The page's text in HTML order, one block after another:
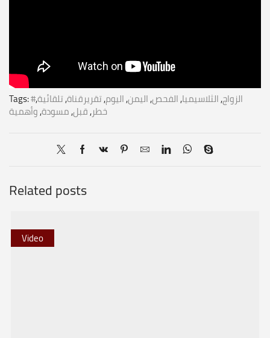
Tags: #الزواج,الثلاسيميا,الفحص,اليمن,اليوم,تقريرقناة,تلقائية,
خطر,قبل,مسودة,وأهمية
Related posts
Video